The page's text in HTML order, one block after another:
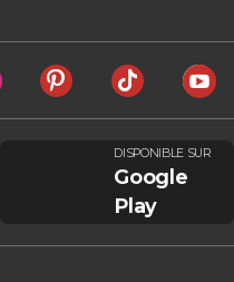
DISPONIBLE SUR
Google
Play